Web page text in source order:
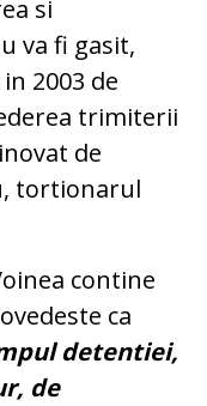
si
va fi gasit,
2003 de
trimiterii
de
tortionarul
contine
ca
detentiei,
de